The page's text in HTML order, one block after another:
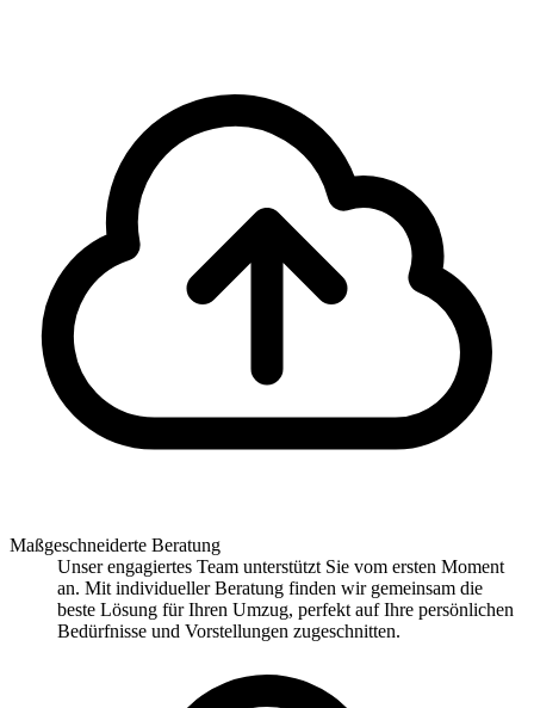
Maßgeschneiderte Beratung
Unser engagiertes Team unterstützt Sie vom ersten Moment
an. Mit individueller Beratung finden wir gemeinsam die
beste Lösung für Ihren Umzug, perfekt auf Ihre persönlichen
Bedürfnisse und Vorstellungen zugeschnitten.